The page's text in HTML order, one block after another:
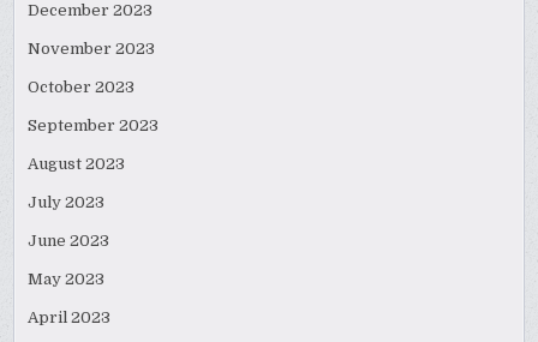
December 2023
November 2023
October 2023
September 2023
August 2023
July 2023
June 2023
May 2023
April 2023